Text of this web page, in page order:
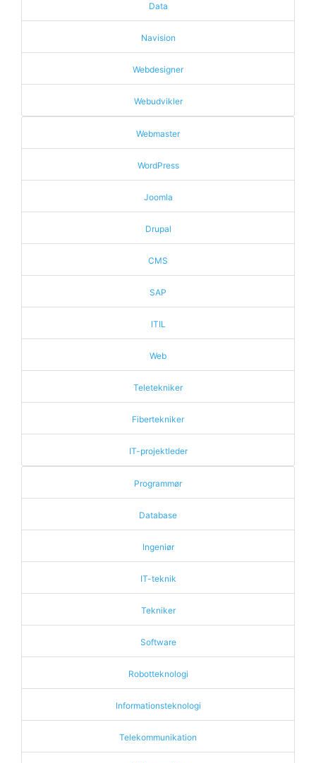
Data
Navision
Webdesigner
Webudvikler
Webmaster
WordPress
Joomla
Drupal
CMS
SAP
ITIL
Web
Teletekniker
Fibertekniker
IT-projektleder
Programmør
Database
Ingeniør
IT-teknik
Tekniker
Software
Robotteknologi
Informationsteknologi
Telekommunikation